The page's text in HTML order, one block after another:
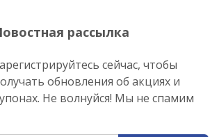
рассылка
сейчас, чтобы
обновления об акциях и
Не волнуйся! Мы не спамим